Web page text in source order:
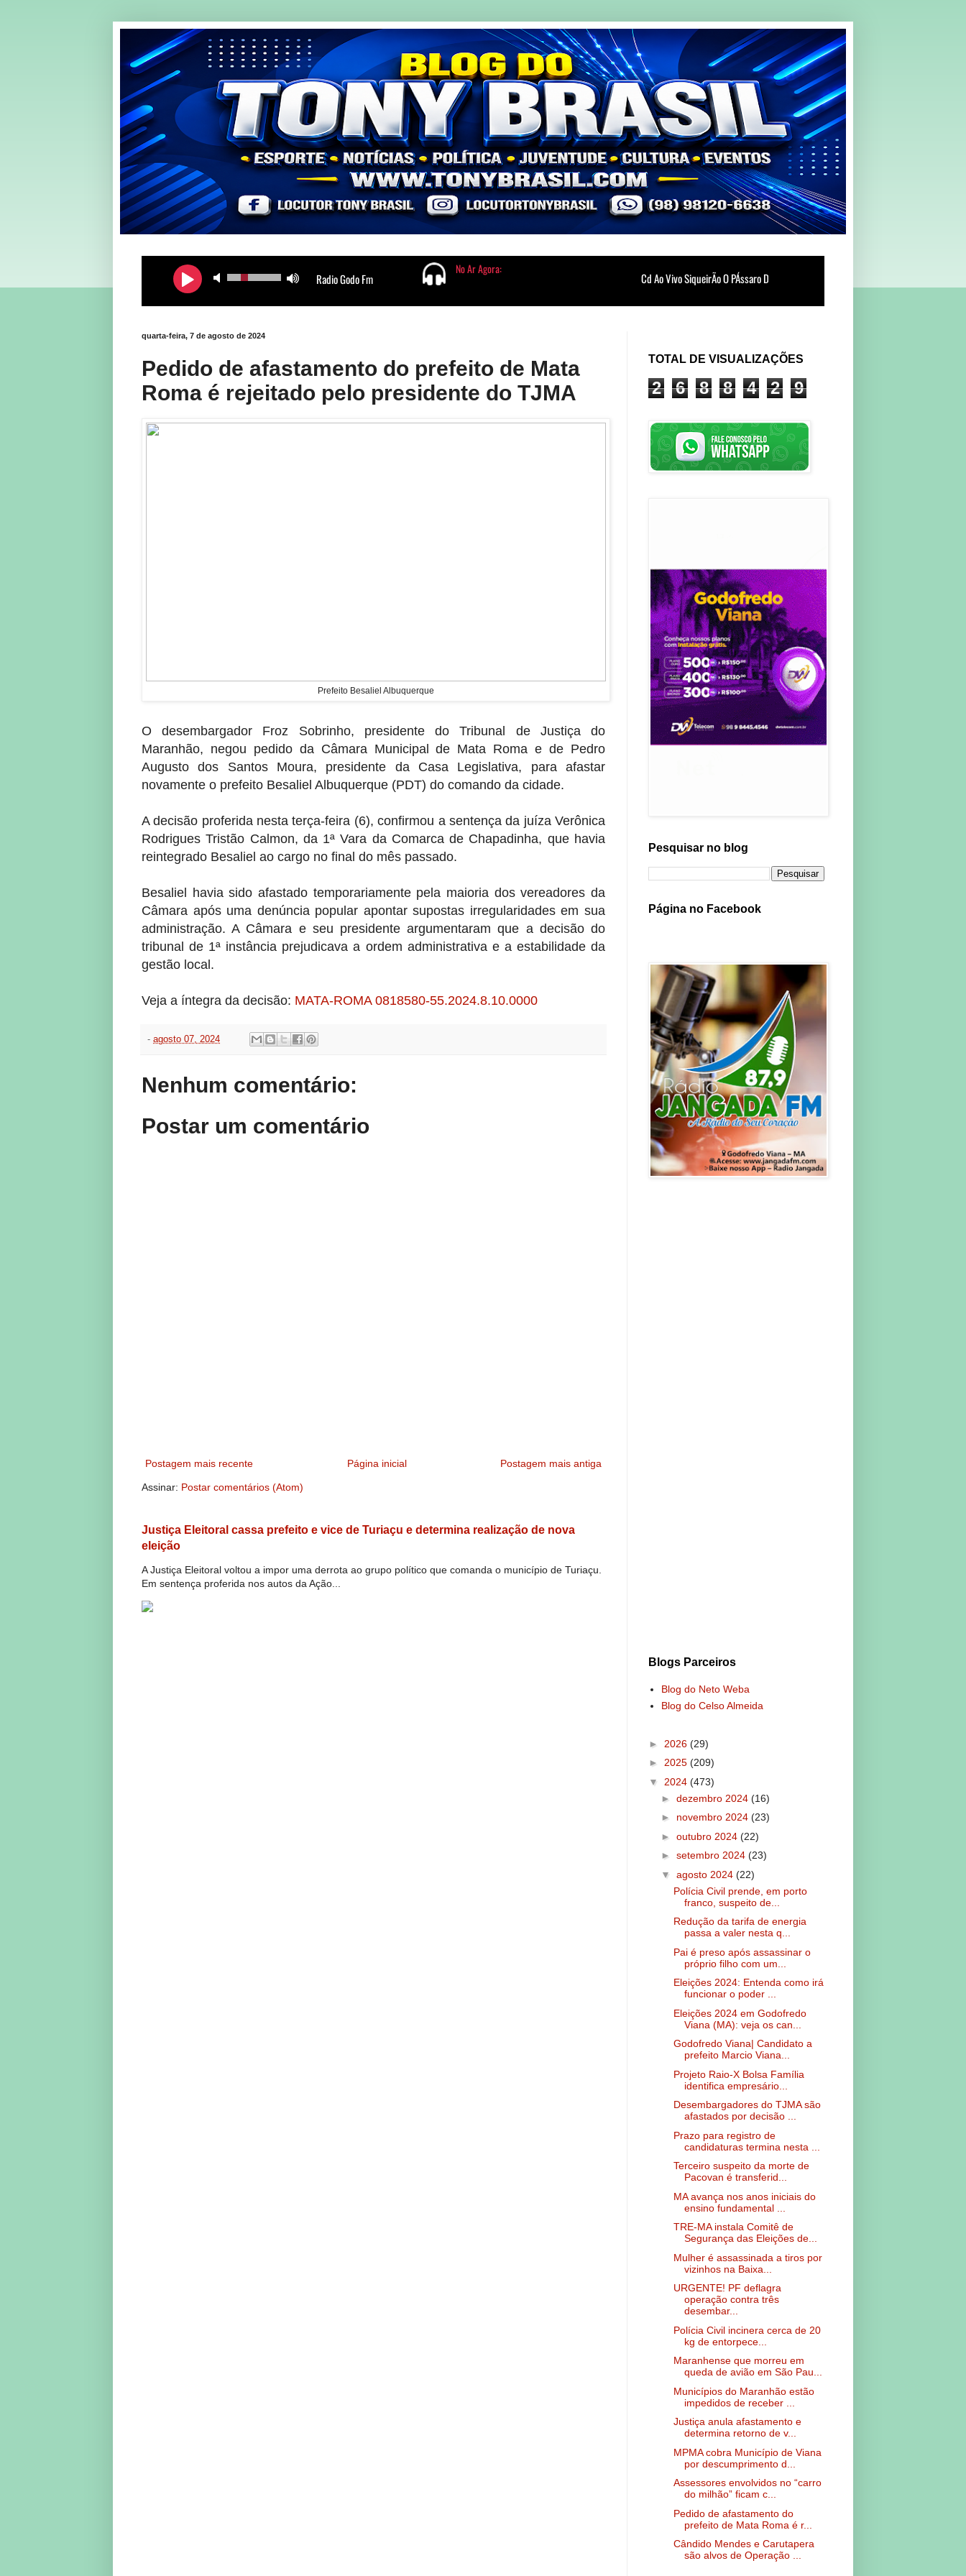
quarta-feira, 7 de agosto de 2024
Pedido de afastamento do prefeito de Mata
Roma é rejeitado pelo presidente do TJMA
Prefeito Besaliel Albuquerque
O desembargador Froz Sobrinho, presidente do Tribunal de Justiça do
Maranhão, negou pedido da Câmara Municipal de Mata Roma e de Pedro
Augusto dos Santos Moura, presidente da Casa Legislativa, para afastar
novamente o prefeito Besaliel Albuquerque (PDT) do comando da cidade.
A decisão proferida nesta terça-feira (6), confirmou a sentença da juíza Verônica
Rodrigues Tristão Calmon, da 1ª Vara da Comarca de Chapadinha, que havia
reintegrado Besaliel ao cargo no final do mês passado.
Besaliel havia sido afastado temporariamente pela maioria dos vereadores da
Câmara após uma denúncia popular apontar supostas irregularidades em sua
administração. A Câmara e seu presidente argumentaram que a decisão do
tribunal de 1ª instância prejudicava a ordem administrativa e a estabilidade da
gestão local.
Veja a íntegra da decisão: MATA-ROMA 0818580-55.2024.8.10.0000
- agosto 07, 2024
Nenhum comentário:
Postar um comentário
Postagem mais recente Postagem mais antiga
Página inicial
Assinar: Postar comentários (Atom)
Justiça Eleitoral cassa prefeito e vice de Turiaçu e determina realização de nova
eleição
A Justiça Eleitoral voltou a impor uma derrota ao grupo político que comanda o município de Turiaçu.
Em sentença proferida nos autos da Ação...
TOTAL DE VISUALIZAÇÕES
2 6 8 8 4 2 9
Pesquisar no blog
Página no Facebook
Blogs Parceiros
Blog do Neto Weba
Blog do Celso Almeida
► 2026 (29)
► 2025 (209)
▼ 2024 (473)
► dezembro 2024 (16)
► novembro 2024 (23)
► outubro 2024 (22)
► setembro 2024 (23)
▼ agosto 2024 (22)
Polícia Civil prende, em porto
franco, suspeito de...
Redução da tarifa de energia
passa a valer nesta q...
Pai é preso após assassinar o
próprio filho com um...
Eleições 2024: Entenda como irá
funcionar o poder ...
Eleições 2024 em Godofredo
Viana (MA): veja os can...
Godofredo Viana| Candidato a
prefeito Marcio Viana...
Projeto Raio-X Bolsa Família
identifica empresário...
Desembargadores do TJMA são
afastados por decisão ...
Prazo para registro de
candidaturas termina nesta ...
Terceiro suspeito da morte de
Pacovan é transferid...
MA avança nos anos iniciais do
ensino fundamental ...
TRE-MA instala Comitê de
Segurança das Eleições de...
Mulher é assassinada a tiros por
vizinhos na Baixa...
URGENTE! PF deflagra
operação contra três
desembar...
Polícia Civil incinera cerca de 20
kg de entorpece...
Maranhense que morreu em
queda de avião em São Pau...
Municípios do Maranhão estão
impedidos de receber ...
Justiça anula afastamento e
determina retorno de v...
MPMA cobra Município de Viana
por descumprimento d...
Assessores envolvidos no “carro
do milhão” ficam c...
Pedido de afastamento do
prefeito de Mata Roma é r...
Cândido Mendes e Carutapera
são alvos de Operação ...